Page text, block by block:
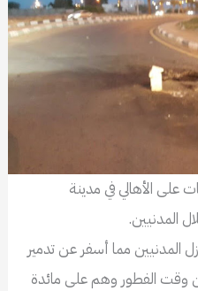
الأهالي في مدينة
المدنيين.
المدنيين مما أسفر عن تدمير
وقت الفطور وهم على مائدة